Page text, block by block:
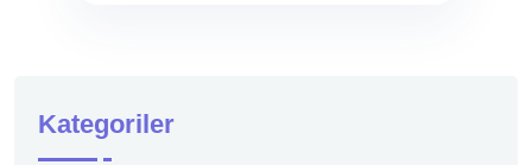
Kategoriler